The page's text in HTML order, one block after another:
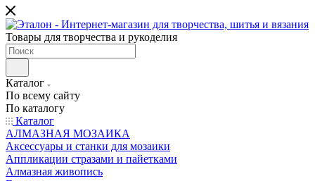
Товары для творчества и рукоделия
Каталог
По всему сайту
По каталогу
Каталог
АЛМАЗНАЯ МОЗАИКА
Аксессуары и станки для мозаики
Аппликации стразами и пайетками
Алмазная живопись